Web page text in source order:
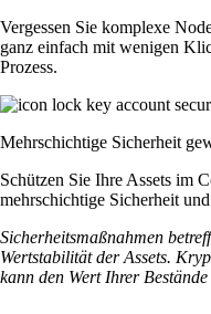
Vergessen Sie komplexe
ganz einfach mit wenigen
Prozess.
Mehrschichtige Sicherheit
Schützen Sie Ihre Assets im
mehrschichtige Sicherheit
Sicherheitsmaßnahmen
Wertstabilität der Assets.
kann den Wert Ihrer